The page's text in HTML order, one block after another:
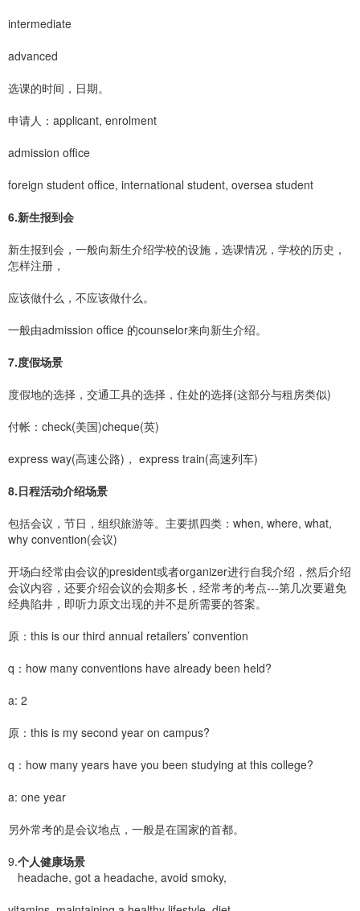
intermediate
advanced
选课的时间，日期。
申请人：applicant, enrolment
admission office
foreign student office, international student, oversea student
6.新生报到会
新生报到会，一般向新生介绍学校的设施，选课情况，学校的历史，
怎样注册，
应该做什么，不应该做什么。
一般由admission office 的counselor来向新生介绍。
7.度假场景
度假地的选择，交通工具的选择，住处的选择(这部分与租房类似)
付帐：check(美国)cheque(英)
express way(高速公路)， express train(高速列车)
8.日程活动介绍场景
包括会议，节日，组织旅游等。主要抓四类：when, where, what,
why convention(会议)
开场白经常由会议的president或者organizer进行自我介绍，然后介绍
会议内容，还要介绍会议的会期多长，经常考的考点---第几次要避免
经典陷井，即听力原文出现的并不是所需要的答案。
原：this is our third annual retailers’ convention
q：how many conventions have already been held?
a: 2
原：this is my second year on campus?
q：how many years have you been studying at this college?
a: one year
另外常考的是会议地点，一般是在国家的首都。
9.个人健康场景
headache, got a headache, avoid smoky,